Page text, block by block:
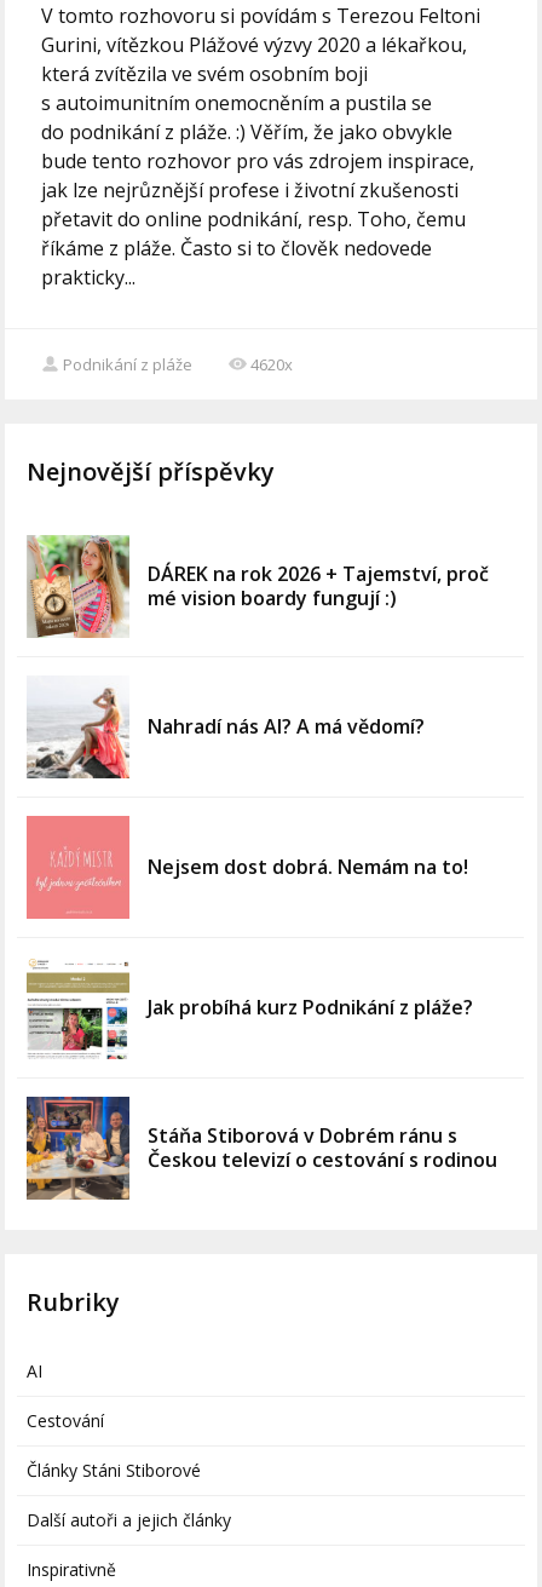
V tomto rozhovoru si povídám s Terezou Feltoni
Gurini, vítězkou Plážové výzvy 2020 a lékařkou,
která zvítězila ve svém osobním boji
s autoimunitním onemocněním a pustila se
do podnikání z pláže. :) Věřím, že jako obvykle
bude tento rozhovor pro vás zdrojem inspirace,
jak lze nejrůznější profese i životní zkušenosti
přetavit do online podnikání, resp. Toho, čemu
říkáme z pláže. Často si to člověk nedovede
prakticky...
Podnikání z pláže 4620x
Nejnovější příspěvky
DÁREK na rok 2026 + Tajemství, proč
mé vision boardy fungují :)
Nahradí nás AI? A má vědomí?
Nejsem dost dobrá. Nemám na to!
Jak probíhá kurz Podnikání z pláže?
Stáňa Stiborová v Dobrém ránu s
Českou televizí o cestování s rodinou
Rubriky
AI
Cestování
Články Stáni Stiborové
Další autoři a jejich články
Inspirativně